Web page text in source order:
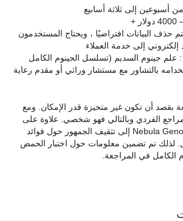
من أسبوعين إلى ثلاثة أسابيع
حذف البيانات افتراضيًا ، ويحتاج المستخدمون
إلكتروني إلى خدمة العملاء
: علم جينوم السديم (تسلسل الجينوم الكامل
بالتشاور مع مستشار وراثي أو مقدم رعاية
بقصد أن تكون غير متحيزة قدر الإمكان. ومع
الفردي وبالتالي فهو شخصي. علاوة على
ذلك ، نسعى في Nebula Genomics إلى تثقيف الجمهور حول فوائد
لذلك تم تضمين معلومات حول اختبار الحمض
الكامل في المراجعة.